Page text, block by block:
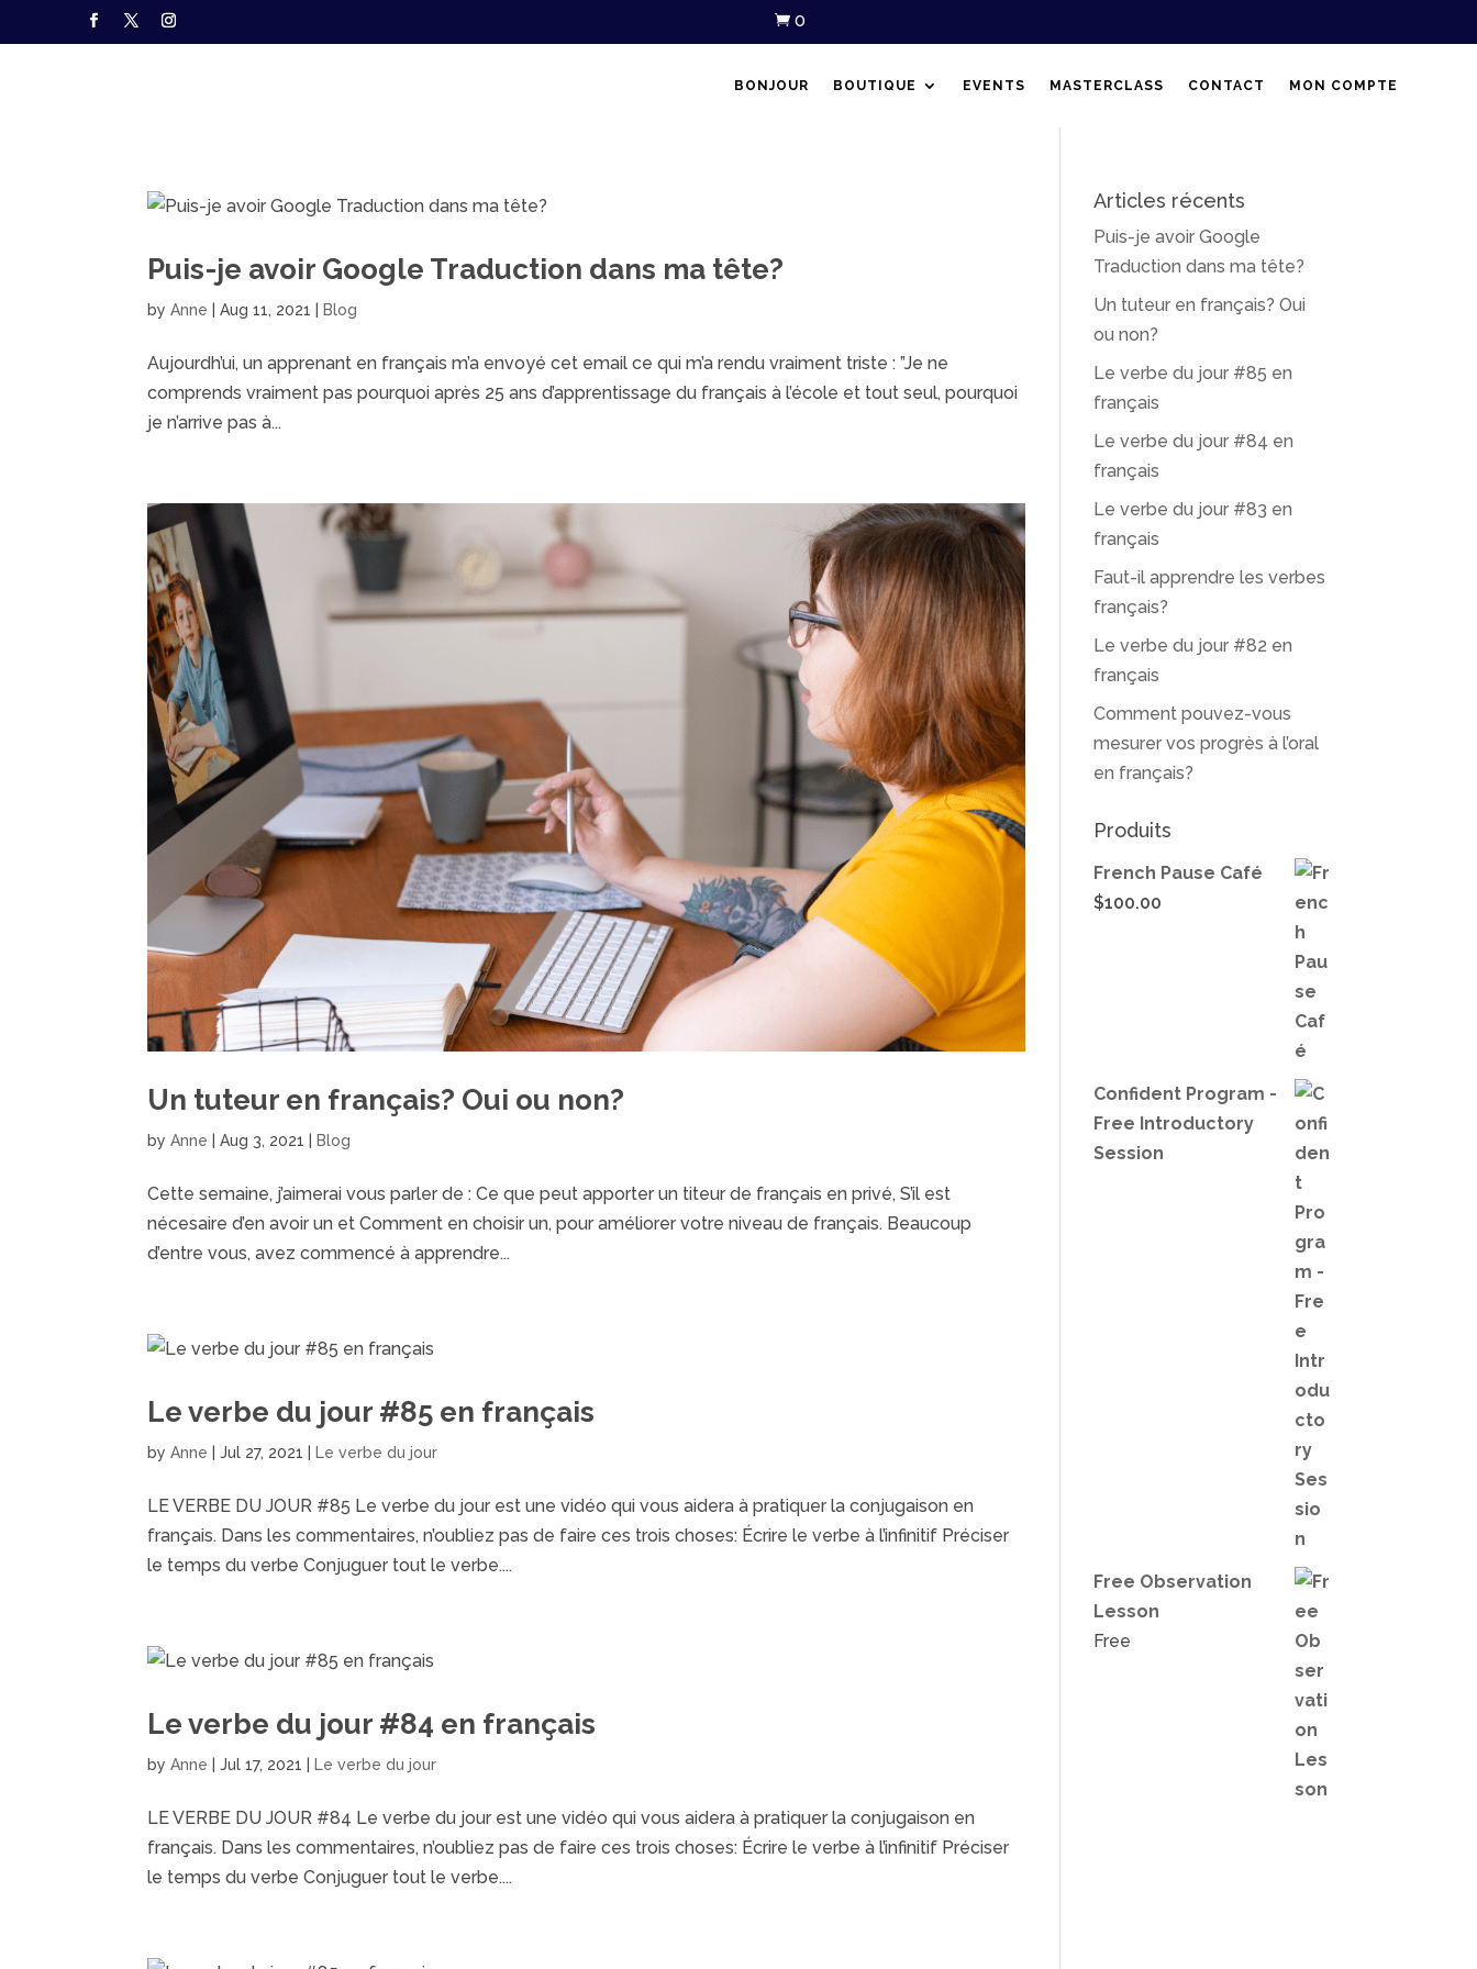
 0
BONJOUR BOUTIQUE EVENTS MASTERCLASS CONTACT MON COMPTE
Puis-je avoir Google Traduction dans ma tête?
byAnne |Aug 11, 2021 Blog
Aujourdh’ui, un apprenant en français m’a envoyé cet email ce qui m’a rendu vraiment triste : ​”Je ne
comprends vraiment pas pourquoi après 25 ans d’apprentissage du français à l’école et tout seul, pourquoi
je n’arrive pas à...
Un tuteur en français? Oui ou non?
byAnne |Aug 3, 2021 Blog
Cette semaine, j’aimerai vous parler de : Ce que peut apporter un titeur de français en privé, S’il est
nécesaire d’en avoir un et Comment en choisir un, pour améliorer votre niveau de français. Beaucoup
d’entre vous, avez commencé à apprendre...
Le verbe du jour #85 en français
byAnne |Jul 27, 2021 Le verbe du jour
LE VERBE DU JOUR #85 Le verbe du jour est une vidéo qui vous aidera à pratiquer la conjugaison en
français. Dans les commentaires, n’oubliez pas de faire ces trois choses: Écrire le verbe à l’infinitif Préciser
le temps du verbe Conjuguer tout le verbe....
Le verbe du jour #84 en français
byAnne |Jul 17, 2021 Le verbe du jour
LE VERBE DU JOUR #84 Le verbe du jour est une vidéo qui vous aidera à pratiquer la conjugaison en
français. Dans les commentaires, n’oubliez pas de faire ces trois choses: Écrire le verbe à l’infinitif Préciser
le temps du verbe Conjuguer tout le verbe....
Articles récents
Puis-je avoir Google
Traduction dans ma tête?
Un tuteur en français? Oui
ou non?
Le verbe du jour #85 en
français
Le verbe du jour #84 en
français
Le verbe du jour #83 en
français
Faut-il apprendre les verbes
français?
Le verbe du jour #82 en
français
Comment pouvez-vous
mesurer vos progrès à l’oral
en français?
Produits
French Pause Café
$100.00
Confident Program -
Free Introductory
Session
Free Observation
Lesson
Free